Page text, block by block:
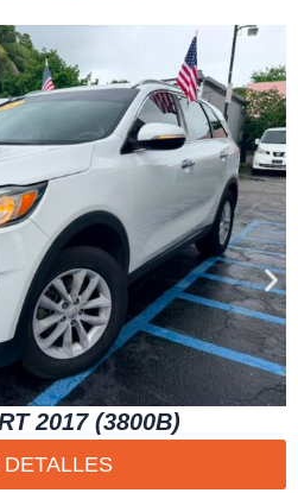
2017 (3800B)
DETALLES